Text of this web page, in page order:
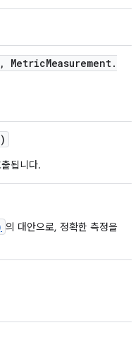
, MetricMeasurement.
됩니다.
의 대안으로, 정확한 측정을